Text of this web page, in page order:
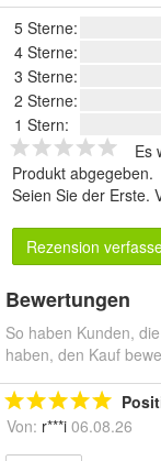
5 Sterne:
4 Sterne:
3 Sterne:
2 Sterne:
1 Stern:
Es
Produkt abgegeben.
Seien Sie der Erste.
Rezension
Bewertungen
So haben Kunden,
haben, den Kauf
Von: r***i 06.08.26